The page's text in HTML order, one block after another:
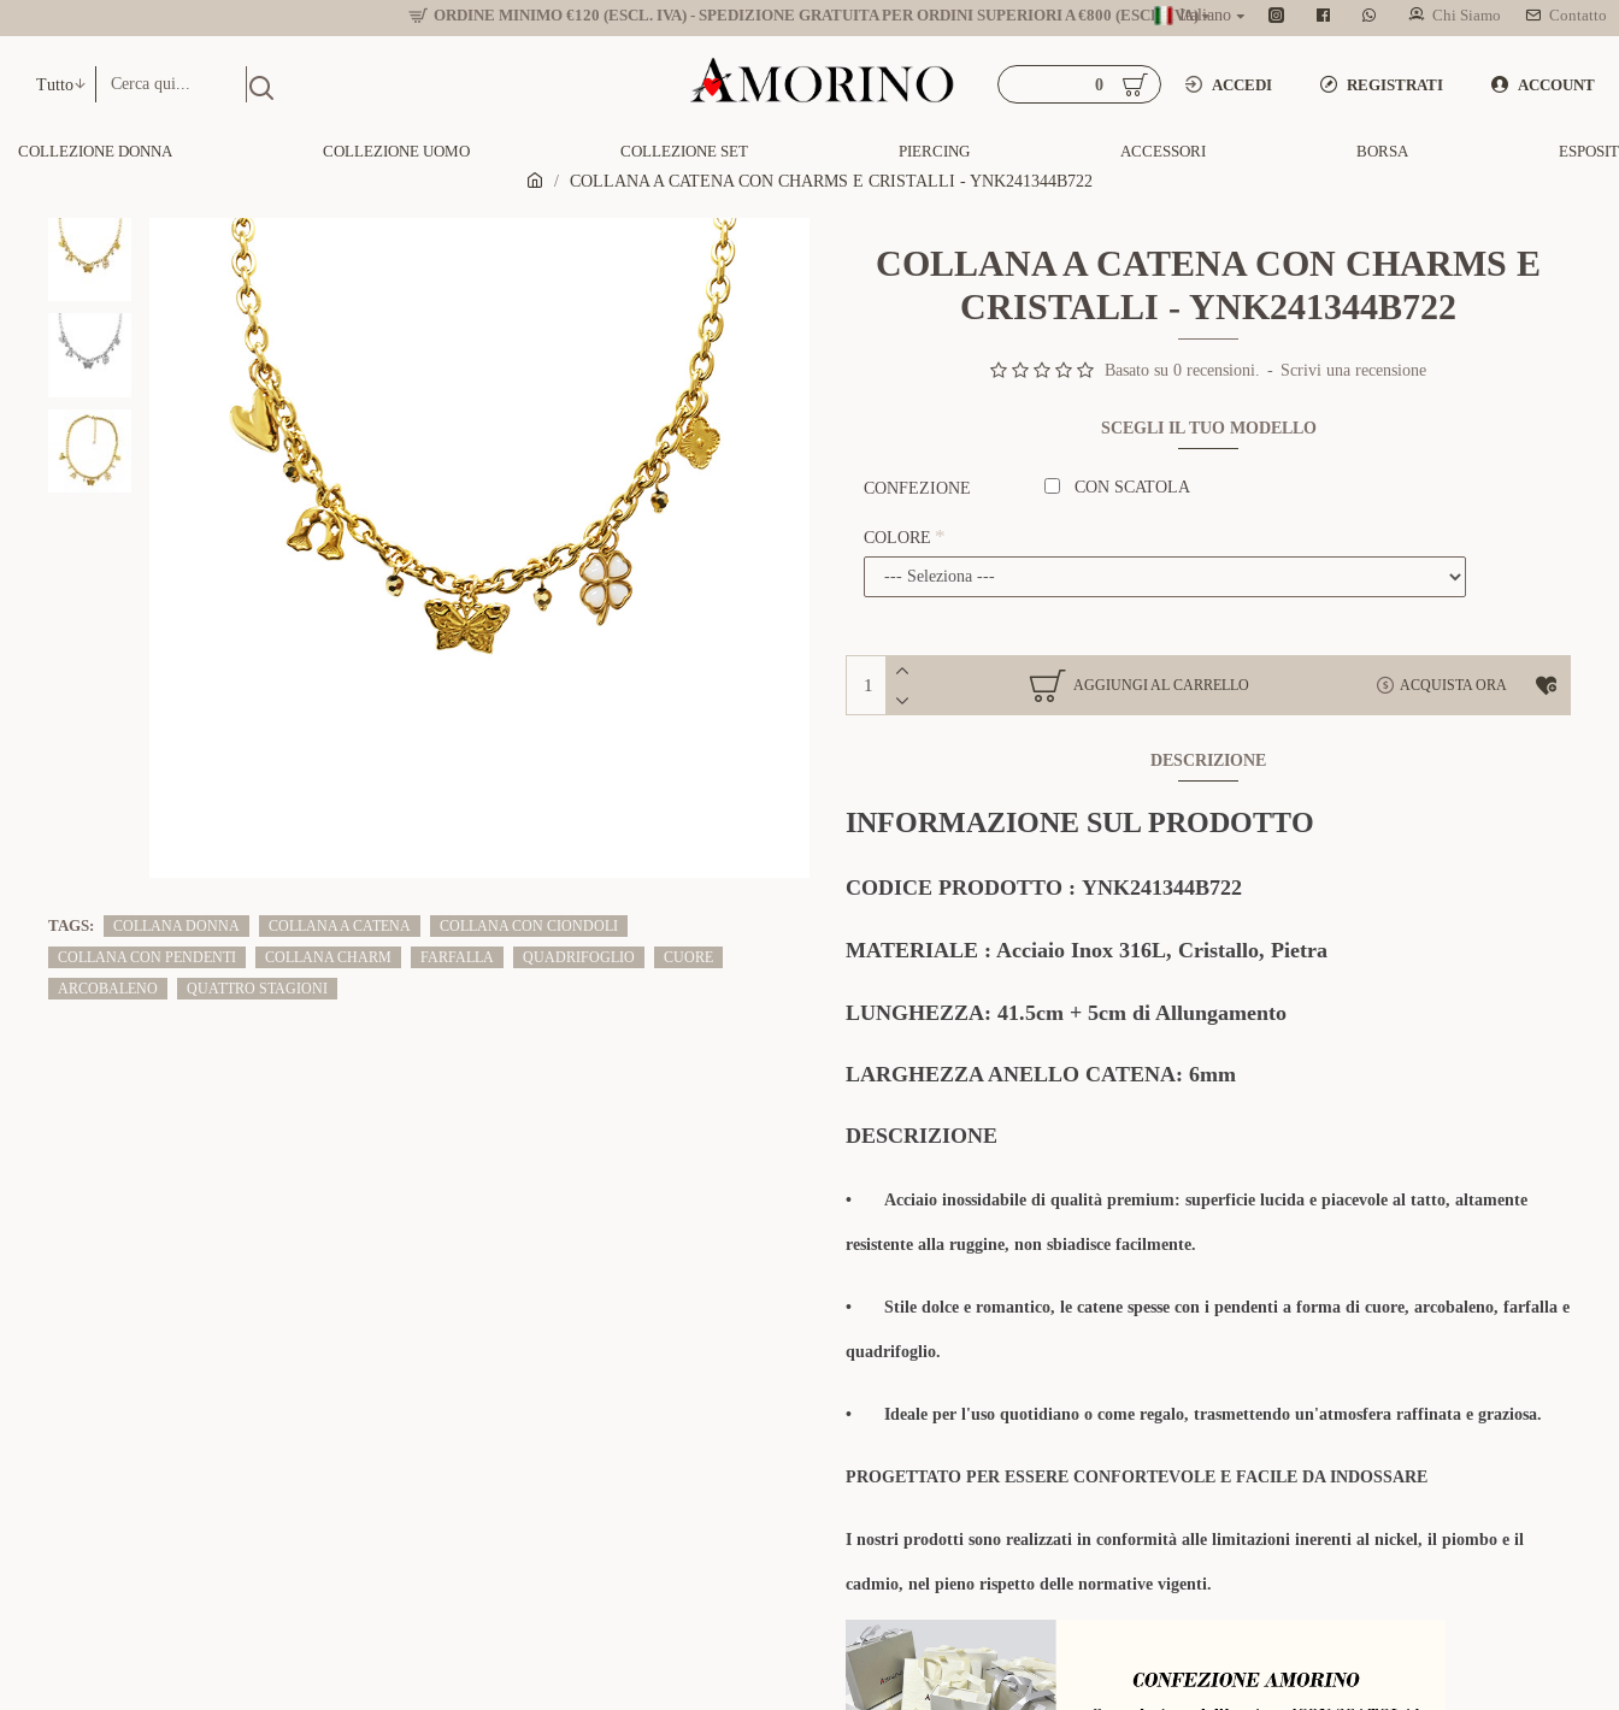
ORDINE MINIMO €120 (ESCL. IVA) - SPEDIZIONE GRATUITA PER ORDINI SUPERIORI A €800 (ESCL. IVA)Italiano Chi Siamo Contatto
Tutto ACCEDI REGISTRATI ACCOUNT
0
COLLEZIONE DONNA COLLEZIONE UOMO COLLEZIONE SET PIERCING ACCESSORI BORSA
COLLANA A CATENA CON CHARMS E CRISTALLI - YNK241344B722
TAGS: COLLANA DONNA COLLANA A CATENA
COLLANA CON CIONDOLI
COLLANA CON PENDENTI
COLLANA CHARM FARFALLA QUADRIFOGLIO
CUORE
ARCOBALENO
QUATTRO STAGIONI
COLLANA A CATENA CON CHARMS E
CRISTALLI - YNK241344B722
Basato su 0 recensioni. - Scrivi una recensione
SCEGLI IL TUO MODELLO
CONFEZIONE CON SCATOLA
COLORE
AGGIUNGI AL CARRELLO ACQUISTA ORA
DESCRIZIONE
INFORMAZIONE SUL PRODOTTO
CODICE PRODOTTO : YNK241344B722
MATERIALE : Acciaio Inox 316L, Cristallo, Pietra
LUNGHEZZA: 41.5cm + 5cm di Allungamento
LARGHEZZA ANELLO CATENA: 6mm
DESCRIZIONE
• Acciaio inossidabile di qualità premium: superficie lucida e piacevole al tatto, altamente
resistente alla ruggine, non sbiadisce facilmente.
• ​Stile dolce e romantico, le catene spesse con i pendenti a forma di cuore, arcobaleno, farfalla e
quadrifoglio.
• Ideale per l'uso quotidiano o come regalo, trasmettendo un'atmosfera raffinata e graziosa.
PROGETTATO PER ESSERE CONFORTEVOLE E FACILE DA INDOSSARE
I nostri prodotti sono realizzati in conformità alle limitazioni inerenti al nickel, il piombo e il
cadmio, nel pieno rispetto delle normative vigenti.